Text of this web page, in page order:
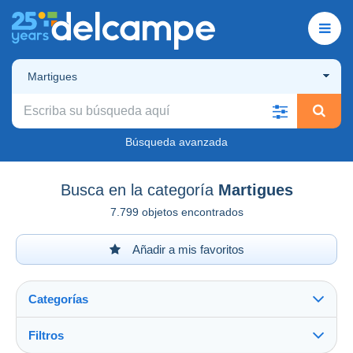
Martigues
Búsqueda avanzada
Busca en la categoría Martigues
7.799 objetos encontrados
Añadir a mis favoritos
Categorías
Filtros